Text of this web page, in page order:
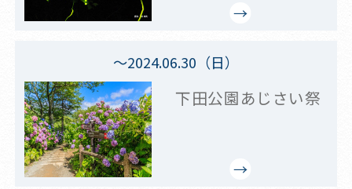
～2024.06.30（日）
下田公園あじさい祭